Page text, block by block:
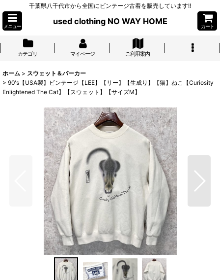
千葉県八千代市から全国にビンテージ古着を販売しています!!
メニュー
used clothing NO WAY HOME
カート
カテゴリ マイページ ご利用案内
ホーム > スウェット＆パーカー
> 90's【USA製】ビンテージ【LEE】【リー】【生成り】【猫】ねこ【Curiosity
Enlightened The Cat】【スウェット】【サイズM】